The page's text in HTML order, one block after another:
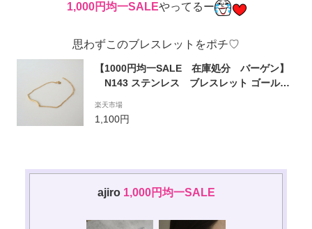
1,000円均一SALEやってるー
思わずこのブレスレットをポチ♡
【1000円均一SALE 在庫処分 バーゲン】
N143 ステンレス ブレスレット ゴール
れ レディース 女性 ギフト プレゼン
ト 金アレ サージカルステンレス ajiro
楽天市場
1,100円
ajiro​ 1,000円均一SALE